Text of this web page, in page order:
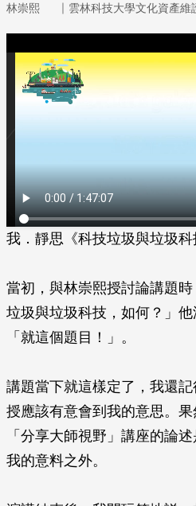
林崇熙 ｜ 雲林科技大學文化資產維
我．靜思《科技垃圾與垃圾科
當初，與林崇熙授討論講題
垃圾與垃圾科技，如何？」他
「就這個題目！」。
講題當下就這樣定了，我還
授應該有意會到我的意思。
「分享大師視野」講座的論
我的意料之外。